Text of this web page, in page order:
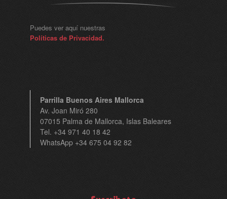
Puedes ver aquí nuestras
Políticas de Privacidad.
Parrilla Buenos Aires Mallorca
Av. Joan Miró 280
07015 Palma de Mallorca, Islas Baleares
Tel. +34 971 40 18 42
WhatsApp +34 675 04 92 82